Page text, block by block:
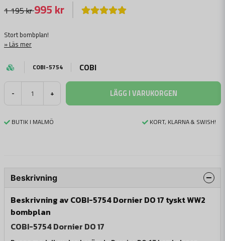
1 195 kr995 kr
Stort bombplan!
Läs mer
COBI-5754 COBI
- + LÄGG I VARUKORGEN
BUTIK I MALMÖ KORT, KLARNA & SWISH!
Beskrivning
Beskrivning av COBI-5754 Dornier DO 17 tyskt WW2
bombplan
COBI-5754 Dornier DO 17